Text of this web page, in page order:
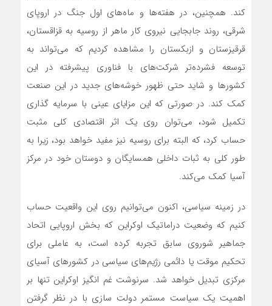
کند. همچنین، در هفته‌ها و ماه‌های اول جنگ در اروپای
شرقی، روند جابجایی نیروی کار ماهر از روسیه به قزاقستان،
قرقیزستان و ازبکستان را مشاهده کردیم که می‌تواند به
توسعه فشرده‌تر شرکت‌های با فناوری پیشرفته در این
کشورها و شاید حتی ظهور خوشه‌های جدید در این صنعت
کمک کند. در صورتی که این مزایای عینی با سرمایه گذاری
تکمیل شود، می‌توان روی یک اثر اقتصادی کلی مثبت
حساب کرد، که البته برای روسیه نیز مفید خواهد بود، زیرا به
طور کلی به ثبات داخلی همسایگان و دوستان خود در مرکز
آسیا کمک می‌کند.
در زمینه سیاسی، اکنون می‌توانیم روی این واقعیت حساب
کنیم که وضعیت دراماتیک اوکراین که بخش اروپایی اتحاد
جماهیر شوروی سابق تجربه کرده است، به عاملی برای
تحکیم موقت یا دائمی رژیم‌های سیاسی در کشورهای آسیای
مرکزی تبدیل خواهد شد. سرنوشت غم انگیز اوکراین تنها بر
اهمیت یک سیاست مستمر دولت سازی با در نظر گرفتن